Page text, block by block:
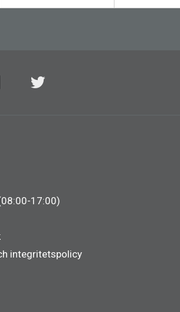
17:00)
integritetspolicy